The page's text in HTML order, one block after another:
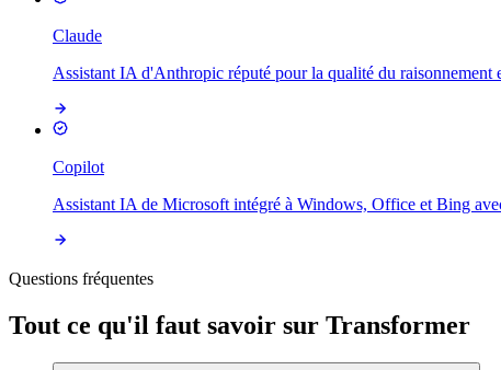
Claude
Assistant IA d'Anthropic réputé pour la qualité du raisonnement
Copilot
Assistant IA de Microsoft intégré à Windows, Office et Bing
Questions fréquentes
Tout ce qu'il faut savoir sur Transformer